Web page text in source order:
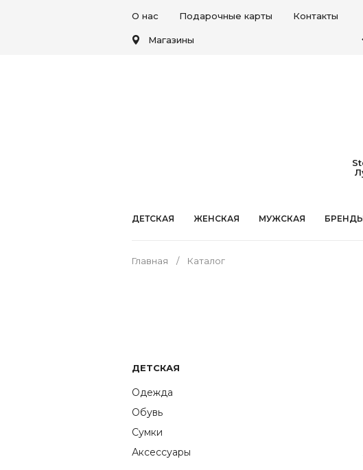
О нас Подарочные карты Контакты
Магазины
ДЕТСКАЯ ЖЕНСКАЯ МУЖСКАЯ
Главная Каталог
ДЕТСКАЯ
Одежда
Обувь
Сумки
Аксессуары